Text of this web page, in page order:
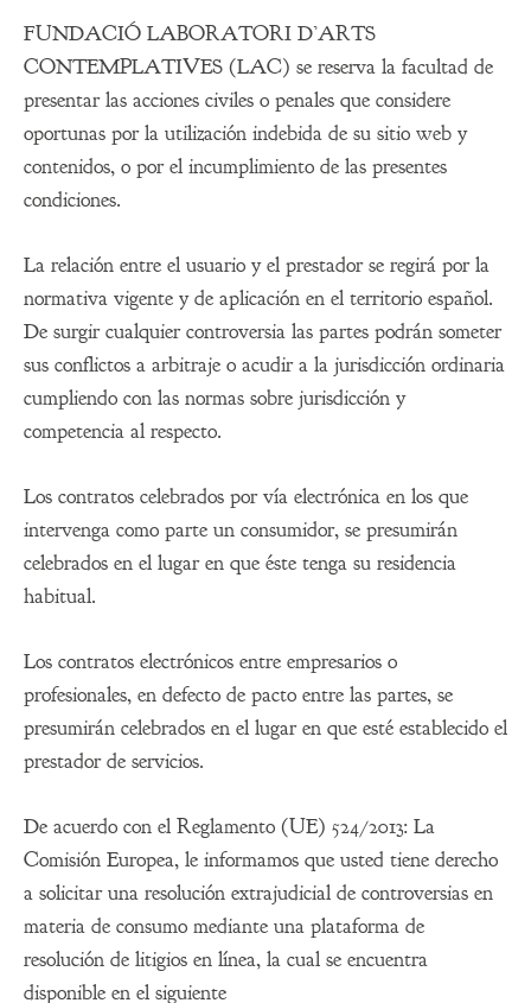
FUNDACIÓ LABORATORI D’ARTS
CONTEMPLATIVES (LAC) se reserva la facultad de
presentar las acciones civiles o penales que considere
oportunas por la utilización indebida de su sitio web y
contenidos, o por el incumplimiento de las presentes
condiciones.
La relación entre el usuario y el prestador se regirá por la
normativa vigente y de aplicación en el territorio español.
De surgir cualquier controversia las partes podrán someter
sus conflictos a arbitraje o acudir a la jurisdicción ordinaria
cumpliendo con las normas sobre jurisdicción y
competencia al respecto.
Los contratos celebrados por vía electrónica en los que
intervenga como parte un consumidor, se presumirán
celebrados en el lugar en que éste tenga su residencia
habitual.
Los contratos electrónicos entre empresarios o
profesionales, en defecto de pacto entre las partes, se
presumirán celebrados en el lugar en que esté establecido el
prestador de servicios.
De acuerdo con el Reglamento (UE) 524/2013: La
Comisión Europea, le informamos que usted tiene derecho
a solicitar una resolución extrajudicial de controversias en
materia de consumo mediante una plataforma de
resolución de litigios en línea, la cual se encuentra
disponible en el siguiente